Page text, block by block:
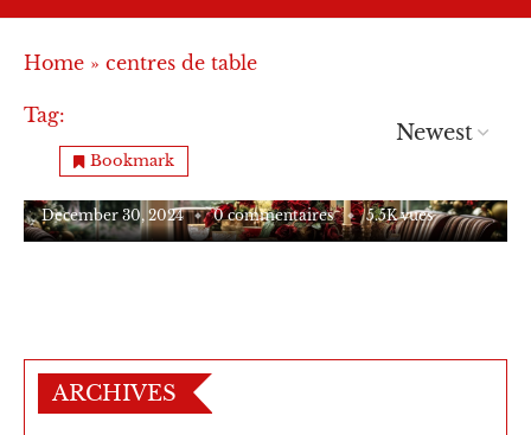
Home » centres de table
Tag:
Bookmark
Ma maison
Table du réveillon : Créez une ambiance
December 30, 2024 0 commentaires 5.5K vues
ARCHIVES